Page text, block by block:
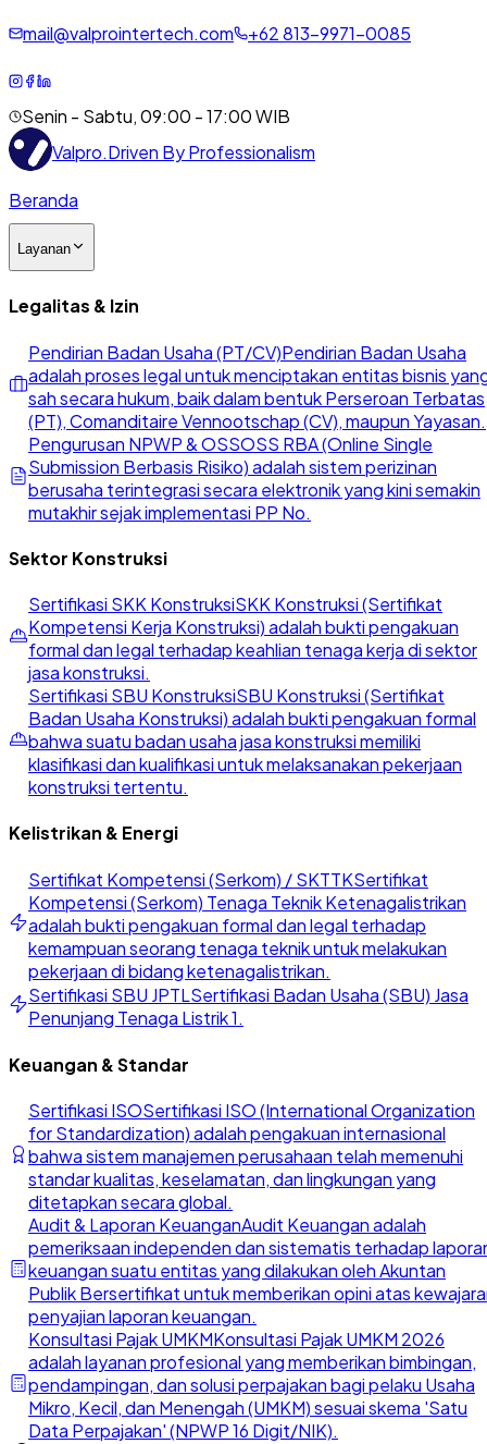
mail@valprointertech.com +62813-9971-0085
Senin - Sabtu, 09:00 - 17:00 WIB
Valpro.Driven By Professionalism
Beranda
Layanan
Legalitas & Izin
Pendirian Badan Usaha (PT/CV)Pendirian Badan Usaha
adalah proses legal untuk menciptakan entitas bisnis
sah secara hukum, baik dalam bentuk Perseroan Terbatas
(PT), Comanditaire Vennootschap (CV), maupun Yayasan.
Pengurusan NPWP & OSSOSS RBA (Online Single
Submission Berbasis Risiko) adalah sistem perizinan
berusaha terintegrasi secara elektronik yang kini semakin
mutakhir sejak implementasi PP No.
Sektor Konstruksi
Sertifikasi SKK KonstruksiSKK Konstruksi (Sertifikat
Kompetensi Kerja Konstruksi) adalah bukti pengakuan
formal dan legal terhadap keahlian tenaga kerja di sektor
jasa konstruksi.
Sertifikasi SBU KonstruksiSBU Konstruksi (Sertifikat
Badan Usaha Konstruksi) adalah bukti pengakuan formal
bahwa suatu badan usaha jasa konstruksi memiliki
klasifikasi dan kualifikasi untuk melaksanakan pekerjaan
konstruksi tertentu.
Kelistrikan & Energi
Sertifikat Kompetensi (Serkom) / SKTTKSertifikat
Kompetensi (Serkom) Tenaga Teknik Ketenagalistrikan
adalah bukti pengakuan formal dan legal terhadap
kemampuan seorang tenaga teknik untuk melakukan
pekerjaan di bidang ketenagalistrikan.
Sertifikasi SBU JPTLSertifikasi Badan Usaha (SBU) Jasa
Penunjang Tenaga Listrik 1.
Keuangan & Standar
Sertifikasi ISOSertifikasi ISO (International Organization
for Standardization) adalah pengakuan internasional
bahwa sistem manajemen perusahaan telah memenuhi
standar kualitas, keselamatan, dan lingkungan yang
ditetapkan secara global.
Audit & Laporan KeuanganAudit Keuangan adalah
pemeriksaan independen dan sistematis terhadap
keuangan suatu entitas yang dilakukan oleh Akuntan
Publik Bersertifikat untuk memberikan opini atas
penyajian laporan keuangan.
Konsultasi Pajak UMKMKonsultasi Pajak UMKM 2026
adalah layanan profesional yang memberikan bimbingan,
pendampingan, dan solusi perpajakan bagi pelaku Usaha
Mikro, Kecil, dan Menengah (UMKM) sesuai skema 'Satu
Data Perpajakan' (NPWP 16 Digit/NIK).